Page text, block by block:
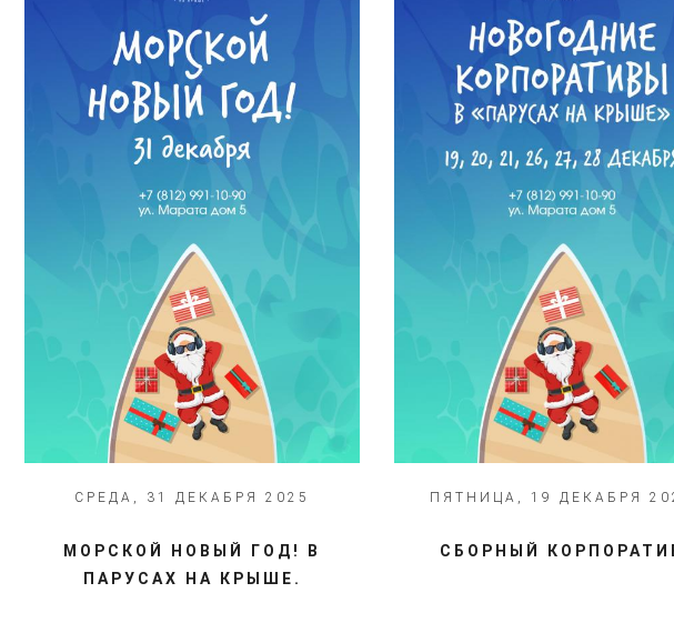
СРЕДА, 31 ДЕКАБРЯ 2025
МОРСКОЙ НОВЫЙ ГОД! В
ПАРУСАХ НА КРЫШЕ.
ПЯТНИЦА, 19 ДЕКАБРЯ
СБОРНЫЙ